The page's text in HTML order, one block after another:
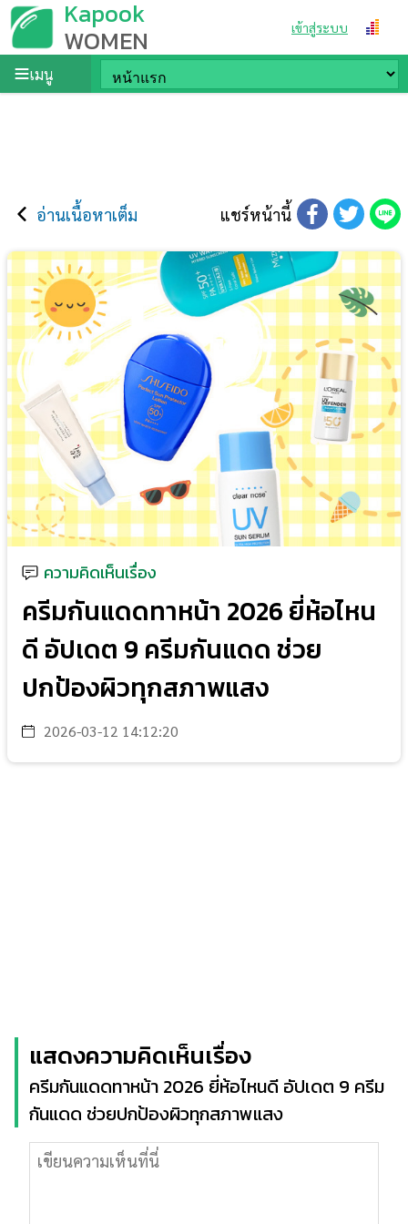
Kapook
WOMEN เข้าสู่ระบบ
เมนู
อ่านเนื้อหาเต็ม แชร์หน้านี้
ความคิดเห็นเรื่อง
ครีมกันแดดทาหน้า 2026 ยี่ห้อไหน
ดี อัปเดต 9 ครีมกันแดด ช่วย
ปกป้องผิวทุกสภาพแสง
2026-03-12 14:12:20
แสดงความคิดเห็นเรื่อง
ครีมกันแดดทาหน้า 2026 ยี่ห้อไหนดี อัปเดต 9 ครีม
กันแดด ช่วยปกป้องผิวทุกสภาพแสง